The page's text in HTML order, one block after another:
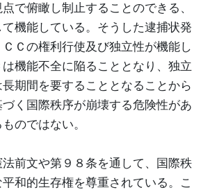
で俯瞰し制止することのできる、
機能している。そうした逮捕状発
Ｃの権利行使及び独立性が機能し
機能不全に陥ることとなり、独立
期間を要することとなることから
く国際秩序が崩壊する危険性があ
のではない。
前文や第９８条を通して、国際秩
和的生存権を尊重されている。こ